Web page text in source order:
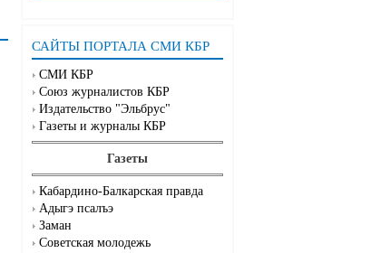
САЙТЫ ПОРТАЛА СМИ КБР
СМИ КБР
Союз журналистов КБР
Издательство "Эльбрус"
Газеты и журналы КБР
Газеты
Кабардино-Балкарская правда
Адыгэ псалъэ
Заман
Советская молодежь